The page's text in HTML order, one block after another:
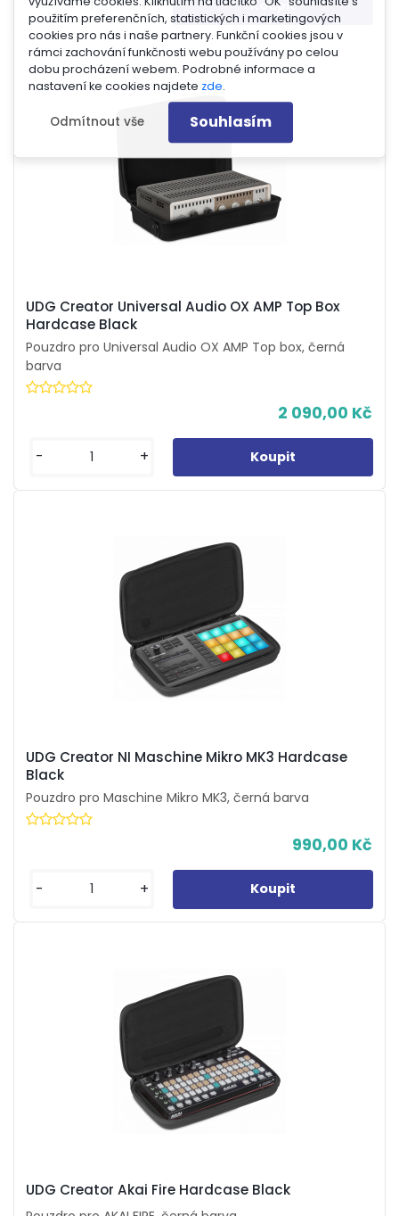
použitím preferenčních, statistických i marketingových
cookies pro nás i naše partnery. Funkční cookies jsou v
rámci zachování funkčnosti webu používány po celou
dobu procházení webem. Podrobné informace a
nastavení ke cookies najdete zde.
Odmítnout vše Souhlasím
- +
UDG Creator Universal Audio OX AMP Top Box
Hardcase Black
Pouzdro pro Universal Audio OX AMP Top box, černá
barva
2 090,00 Kč
- +
UDG Creator NI Maschine Mikro MK3 Hardcase
Black
Pouzdro pro Maschine Mikro MK3, černá barva
990,00 Kč
- +
UDG Creator Akai Fire Hardcase Black